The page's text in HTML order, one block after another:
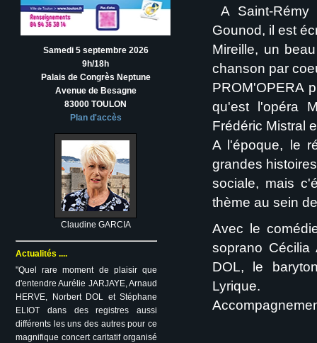
Samedi 5 septembre 2026
9h/18h
Palais de Congrès Neptune
Avenue de Besagne
83000 TOULON
Plan d'accès
Claudine GARCIA
Actualités ....
"Quel rare moment de plaisir que
d'entendre Aurélie JARJAYE, Arnaud
HERVE, Norbert DOL et Stéphane
ELIOT dans des registres aussi
différents les uns des autres pour ce
magnifique concert caritatif organisé
A Saint-
Gounod, il est
Mireille, un
chanson par
PROM'OPERA
qu'est l'opéra
Frédéric Mistral
A l'époque, le
grandes
sociale, mais
thème au sein
Avec le
soprano Cécilia
DOL, le
Lyrique.